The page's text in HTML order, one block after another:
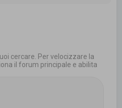
cercare. Per velocizzare la
il forum principale e abilita